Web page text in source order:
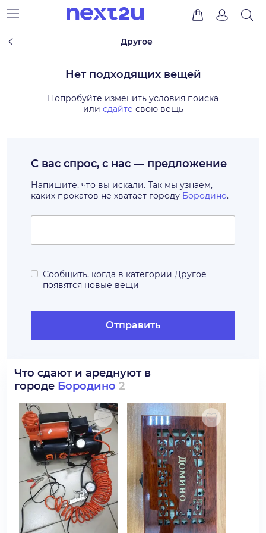
Другое
Нет подходящих вещей
Попробуйте изменить условия поиска
или сдайте свою вещь
С вас спрос, с нас — предложение
Напишите, что вы искали. Так мы узнаем,
каких прокатов не хватает городу Бородино.
Сообщить, когда в категории Другое
появятся новые вещи
Отправить
Что сдают и ареднуют в
городе Бородино 2